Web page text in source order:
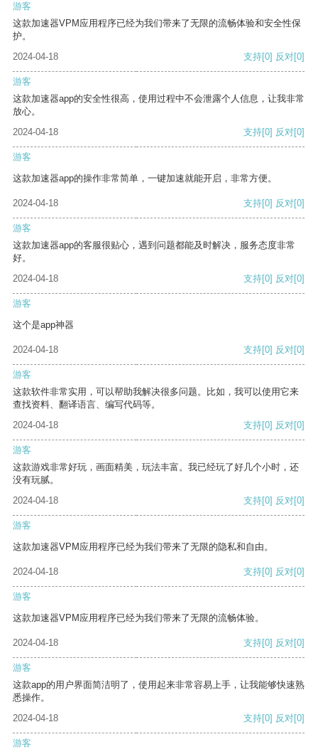
游客
这款加速器VPM应用程序已经为我们带来了无限的流畅体验和安全性保
护。
2024-04-18
支持[0] 反对[0]
游客
这款加速器app的安全性很高，使用过程中不会泄露个人信息，让我非常
放心。
2024-04-18
支持[0] 反对[0]
游客
这款加速器app的操作非常简单，一键加速就能开启，非常方便。
2024-04-18 支持[0] 反对[0]
游客
这款加速器app的客服很贴心，遇到问题都能及时解决，服务态度非常
好。
2024-04-18
支持[0] 反对[0]
游客
这个是app神器
2024-04-18 支持[0] 反对[0]
游客
这款软件非常实用，可以帮助我解决很多问题。比如，我可以使用它来
查找资料、翻译语言、编写代码等。
2024-04-18
支持[0] 反对[0]
游客
这款游戏非常好玩，画面精美，玩法丰富。我已经玩了好几个小时，还
没有玩腻。
2024-04-18
支持[0] 反对[0]
游客
这款加速器VPM应用程序已经为我们带来了无限的隐私和自由。
2024-04-18 支持[0] 反对[0]
游客
这款加速器VPM应用程序已经为我们带来了无限的流畅体验。
2024-04-18 支持[0] 反对[0]
游客
这款app的用户界面简洁明了，使用起来非常容易上手，让我能够快速熟
悉操作。
2024-04-18
支持[0] 反对[0]
游客